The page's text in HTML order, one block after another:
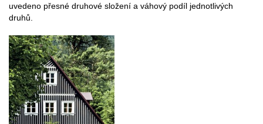
uvedeno přesné druhové složení a váhový podíl jednotlivých
druhů.